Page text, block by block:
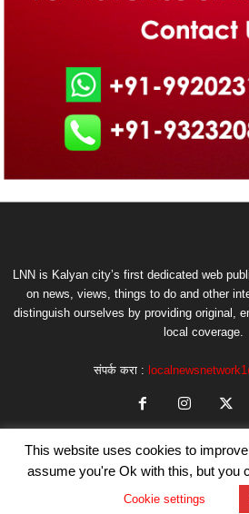
LNN is Kalyan city’s first dedicated web
on news, views, things to do and other
distinguish ourselves by providing original,
local coverage.
संपर्क करा :
© Copyright by LNN
This website uses cookies to improve
assume you're Ok with this, but you
Cookie settings